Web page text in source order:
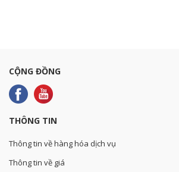
CỘNG ĐỒNG
THÔNG TIN
Thông tin về hàng hóa dịch vụ
Thông tin về giá